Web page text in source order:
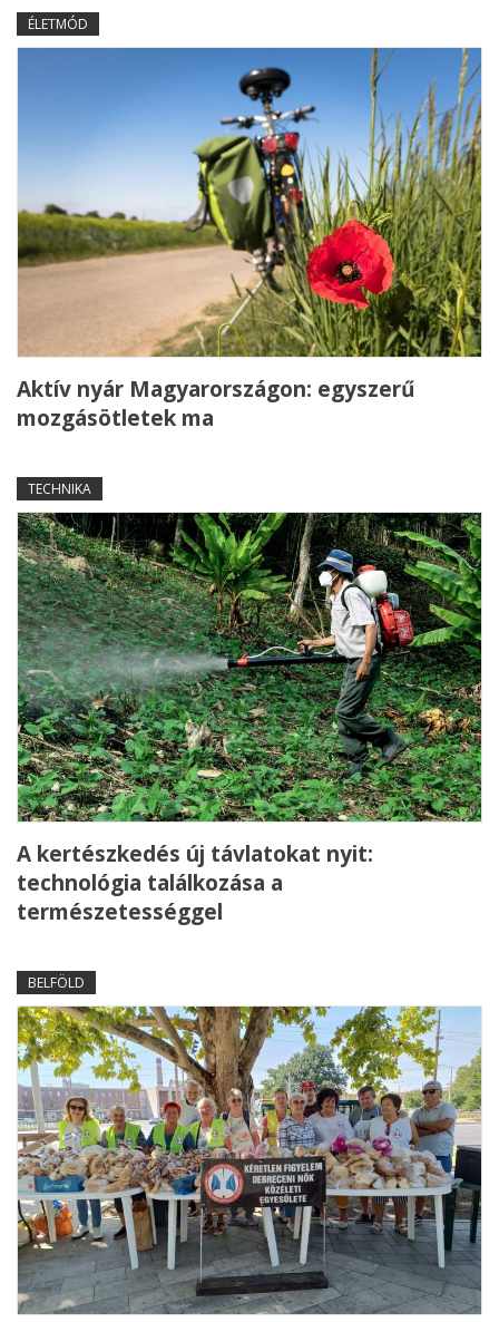
ÉLETMÓD
Aktív nyár Magyarországon: egyszerű
mozgásötletek ma
TECHNIKA
A kertészkedés új távlatokat nyit:
technológia találkozása a
természetességgel
BELFÖLD